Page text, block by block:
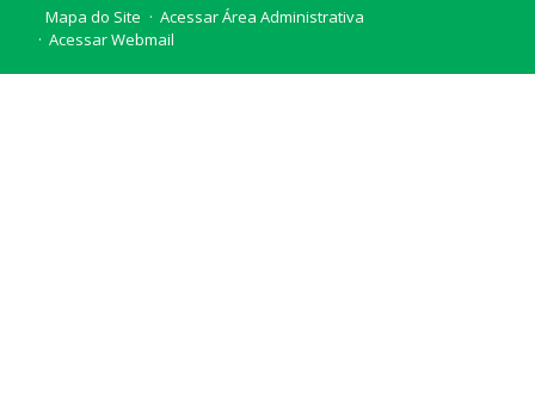
Mapa do Site
Acessar Área Administrativa
Acessar Webmail